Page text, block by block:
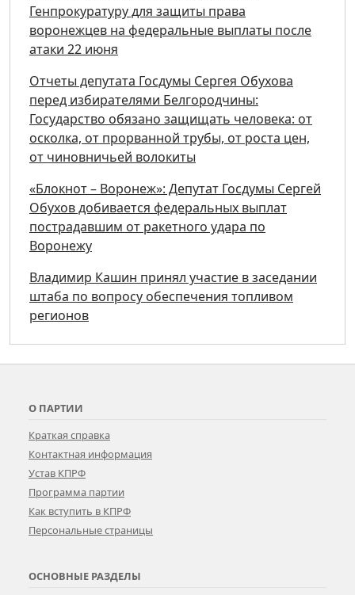
Генпрокуратуру для защиты права
воронежцев на федеральные выплаты после
атаки 22 июня
Отчеты депутата Госдумы Сергея Обухова
перед избирателями Белгородчины:
Государство обязано защищать человека: от
осколка, от прорванной трубы, от роста цен,
от чиновничьей волокиты
«Блокнот – Воронеж»: Депутат Госдумы Сергей
Обухов добивается федеральных выплат
пострадавшим от ракетного удара по
Воронежу
Владимир Кашин принял участие в заседании
штаба по вопросу обеспечения топливом
регионов
О ПАРТИИ
Краткая справка
Контактная информация
Устав КПРФ
Программа партии
Как вступить в КПРФ
Персональные страницы
ОСНОВНЫЕ РАЗДЕЛЫ